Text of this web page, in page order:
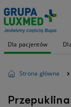
Dla pacjentów
Strona główna